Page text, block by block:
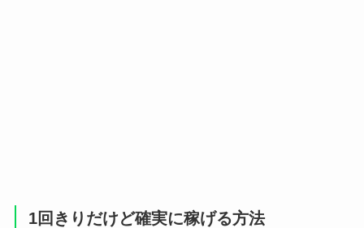
1回きりだけど確実に稼げる方法